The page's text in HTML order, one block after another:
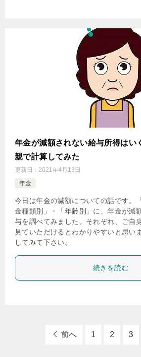
年金が減額されない給与所得はい
親で計算してみた
更新日： 2021年4月13日
年金
今日は年金の減額についての話です。
金種類別」・「年齢別」に、年金が減
与を調べてみました。それぞれ、ご自
見ていただけるとわかりやすいと思い
してみて下さい。
続きを読む
前へ 1 2 3